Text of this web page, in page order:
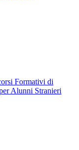
Formativi di
Alunni Stranieri